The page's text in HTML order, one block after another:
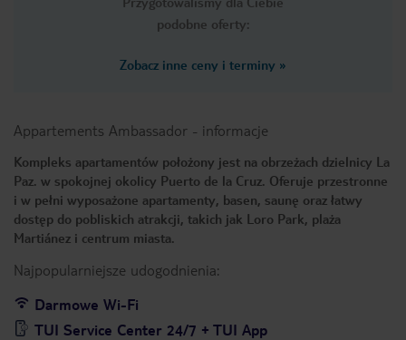
podobne oferty:
Zobacz inne ceny i terminy »
Appartements Ambassador - informacje
Kompleks apartamentów położony jest na obrzeżach dzielnicy La
Paz. w spokojnej okolicy Puerto de la Cruz. Oferuje przestronne
i w pełni wyposażone apartamenty, basen, saunę oraz łatwy
dostęp do pobliskich atrakcji, takich jak Loro Park, plaża
Martiánez i centrum miasta.
Najpopularniejsze udogodnienia:
Darmowe Wi-Fi
TUI Service Center 24/7 + TUI App